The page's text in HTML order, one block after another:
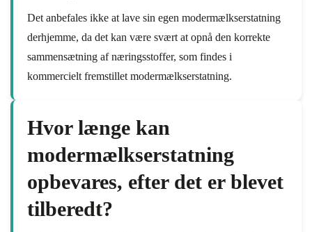
Det anbefales ikke at lave sin egen modermælkserstatning
derhjemme, da det kan være svært at opnå den korrekte
sammensætning af næringsstoffer, som findes i
kommercielt fremstillet modermælkserstatning.
Hvor længe kan
modermælkserstatning
opbevares, efter det er blevet
tilberedt?